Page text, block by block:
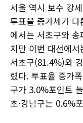
서울 역시 보수 강
투표율 증가세가
에서는 서초구와
지만 이번 대선에
서초구(81.4%)와
렸다. 투표율 증가
구가 3.0%포인트
초·강남구는 0.6%